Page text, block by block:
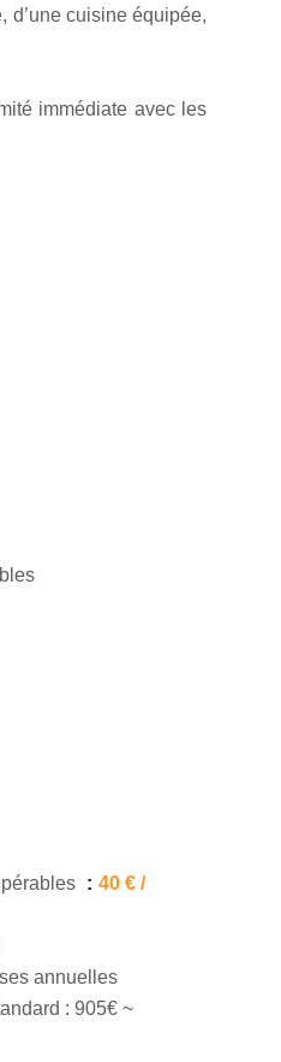
d’une cuisine équipée,
immédiate avec les
40 € /
annuelles
: 905€ ~